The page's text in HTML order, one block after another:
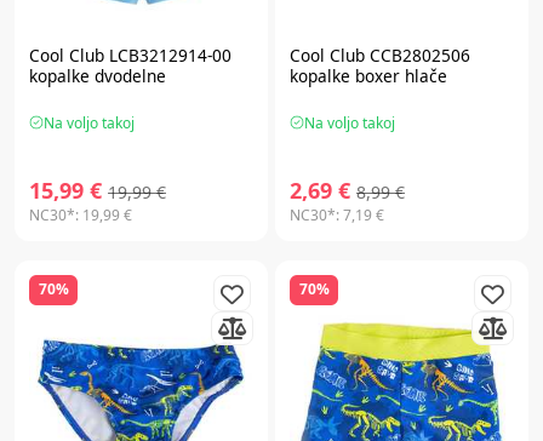
Cool Club LCB3212914-00
kopalke dvodelne
Na voljo takoj
15,99 € 19,99 €
NC30*: 19,99 €
Cool Club CCB2802506
kopalke boxer hlače
Na voljo takoj
2,69 € 8,99 €
NC30*:7,19 €
70% 70%